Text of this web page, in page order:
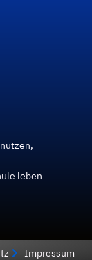
leben
Impressum